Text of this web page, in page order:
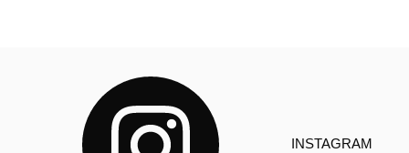
INSTAGRAM